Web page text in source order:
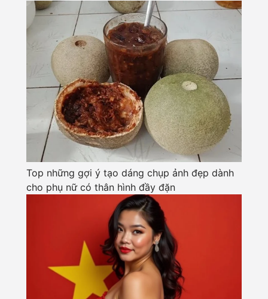
Top những gợi ý tạo dáng chụp ảnh đẹp dành
cho phụ nữ có thân hình đầy đặn